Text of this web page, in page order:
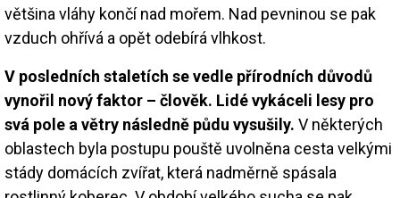
většina vláhy končí nad mořem. Nad pevninou se pak
vzduch ohřívá a opět odebírá vlhkost.
V posledních staletích se vedle přírodních důvodů
vynořil nový faktor – člověk. Lidé vykáceli lesy pro
svá pole a větry následně půdu vysušily. V některých
oblastech byla postupu pouště uvolněna cesta velkými
stády domácích zvířat, která nadměrně spásala